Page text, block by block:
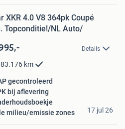
XKR 4.0 V8 364pk Coupé
Topconditie!/NL Auto/
Details
83.176 km
gecontroleerd
bij aflevering
milieu/emissie zones
17 jul 26